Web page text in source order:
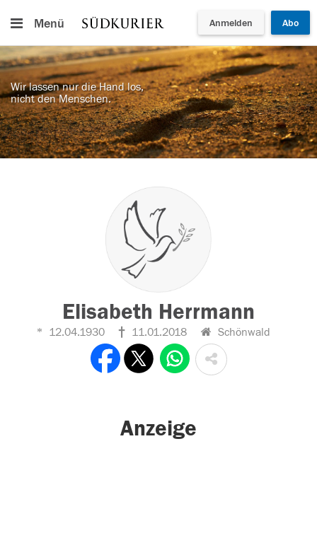
Menü Anmelden Abo
Wir lassen nur die Hand los,
nicht den Menschen.
Elisabeth Herrmann
12.04.1930 11.01.2018 Schönwald
Anzeige